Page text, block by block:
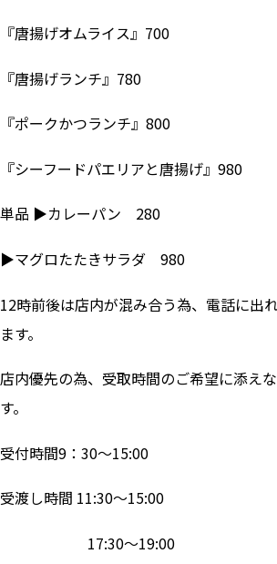
『唐揚げオムライス』700
『唐揚げランチ』780
『ポークかつランチ』800
『シーフードパエリアと唐揚げ』980
単品 ▶カレーパン 280
▶マグロたたきサラダ 980
12時前後は店内が混み合う為、電話に出
ます。
店内優先の為、受取時間のご希望に添え
す。
受付時間9：30～15:00
受渡し時間 11:30～15:00
17:30～19:00